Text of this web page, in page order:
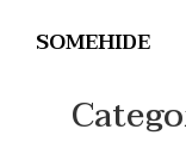
SOMEHIDE